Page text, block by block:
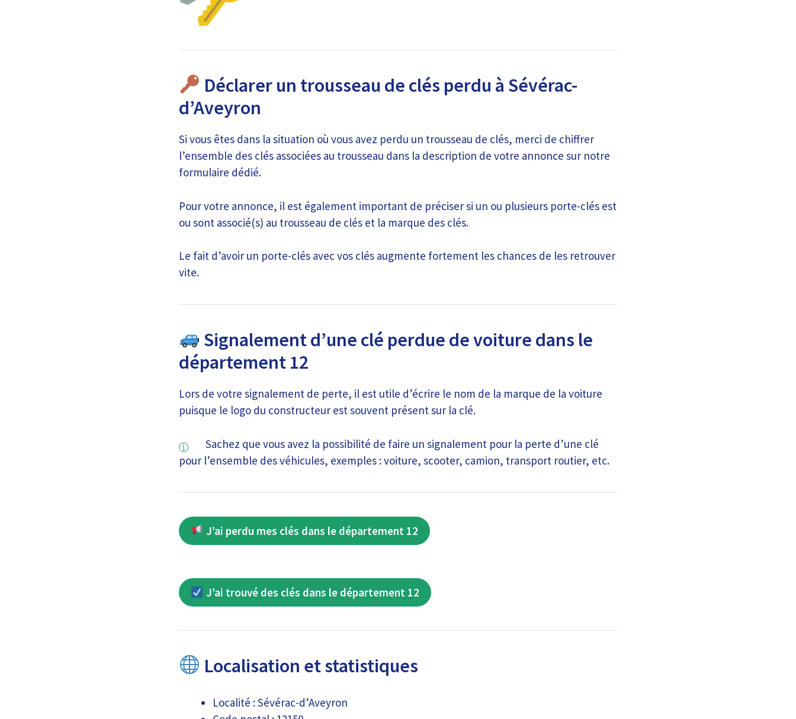
Déclarer un trousseau de clés perdu à Sévérac-
d’Aveyron
Si vous êtes dans la situation où vous avez perdu un trousseau de clés, merci de chiffrer
l’ensemble des clés associées au trousseau dans la description de votre annonce sur notre
formulaire dédié.
Pour votre annonce, il est également important de préciser si un ou plusieurs porte-clés est
ou sont associé(s) au trousseau de clés et la marque des clés.
Le fait d’avoir un porte-clés avec vos clés augmente fortement les chances de les retrouver
vite.
Signalement d’une clé perdue de voiture dans le
département 12
Lors de votre signalement de perte, il est utile d’écrire le nom de la marque de la voiture
puisque le logo du constructeur est souvent présent sur la clé.
Sachez que vous avez la possibilité de faire un signalement pour la perte d’une clé
pour l’ensemble des véhicules, exemples : voiture, scooter, camion, transport routier, etc.
J’ai perdu mes clés dans le département 12
J’ai trouvé des clés dans le département 12
Localisation et statistiques
Localité : Sévérac-d’Aveyron